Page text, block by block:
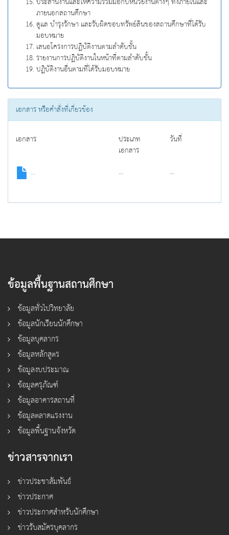
ภายนอกสถานศึกษา
ดูแล บำรุงรักษา และรับผิดชอบทรัพย์สินของสถานศึกษาที่ได้รับ
มอบหมาย
เสนอโครงการปฏิบัติงานตามลำดับชั้น
รายงานการปฏิบัติงานในหน้าที่ตามลำดับชั้น
ปฏิบัติงานอื่นตามที่ได้รับมอบหมาย
เอกสาร หรือคำสั่งที่เกี่ยวข้อง
เอกสาร
ประเภท
เอกสาร
วันที่
... ... ...
ข้อมูลพื้นฐานสถานศึกษา
ข้อมูลทั่วไปวิทยาลัย
ข้อมูลนักเรียนนักศึกษา
ข้อมูลบุคลากร
ข้อมูลหลักสูตร
ข้อมูลงบประมาณ
ข้อมูลครุภัณฑ์
ข้อมูลอาคารสถานที่
ข้อมูลตลาดแรงงาน
ข้อมูลพื้นฐานจังหวัด
ข่าวสารจากเรา
ข่าวประชาสัมพันธ์
ข่าวประกาศ
ข่าวประกาศสำหรับนักศึกษา
ข่าวรับสมัครบุคลากร